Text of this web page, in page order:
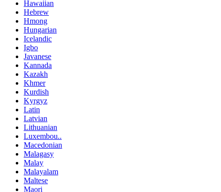
Hawaiian
Hebrew
Hmong
Hungarian
Icelandic
Igbo
Javanese
Kannada
Kazakh
Khmer
Kurdish
Kyrgyz
Latin
Latvian
Lithuanian
Luxembou..
Macedonian
Malagasy
Malay
Malayalam
Maltese
Maori